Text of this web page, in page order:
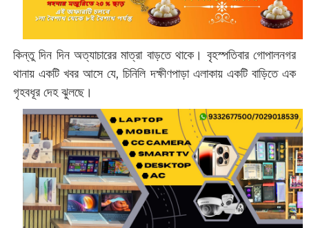
কিন্তু দিন দিন অত্যাচারের মাত্রা বাড়তে থাকে। বৃহস্পতিবার গোপালনগর
থানায় একটি খবর আসে যে, চিনিলি দক্ষীণপাড়া এলাকায় একটি বাড়িতে এক
গৃহবধূর দেহ ঝুলছে।